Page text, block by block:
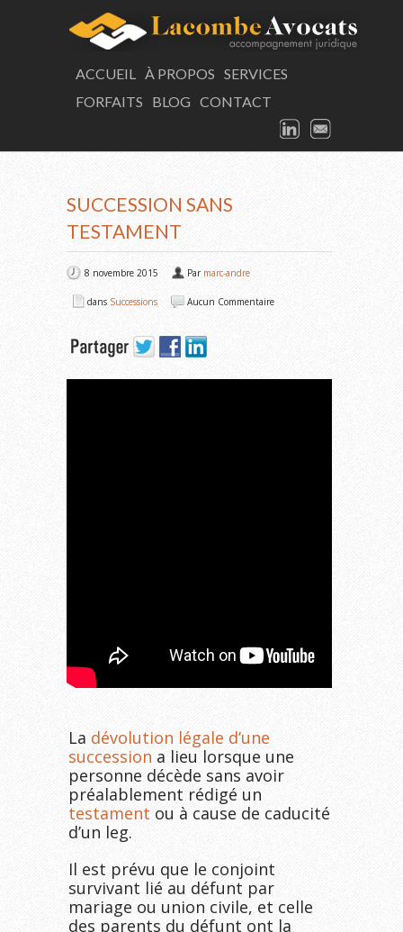
ACCUEIL À PROPOS SERVICES
FORFAITS
BLOG CONTACT
LINKEDIN
SUCCESSION SANS
TESTAMENT
8 novembre 2015 Par marc-andre
dans Successions Aucun Commentaire
La dévolution légale d’une
succession a lieu lorsque une
personne décède sans avoir
préalablement rédigé un
testament ou à cause de caducité
d’un leg.
Il est prévu que le conjoint
survivant lié au défunt par
mariage ou union civile, et celle
des parents du défunt ont la